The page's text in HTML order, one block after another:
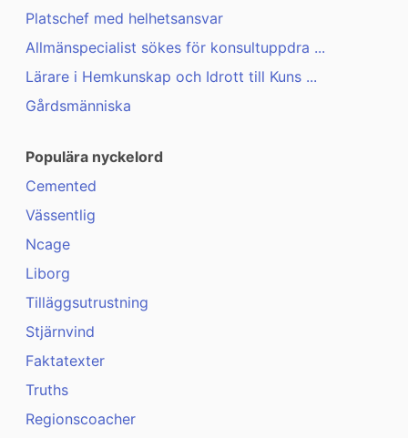
Platschef med helhetsansvar
Allmänspecialist sökes för konsultuppdra ...
Lärare i Hemkunskap och Idrott till Kuns ...
Gårdsmänniska
Populära nyckelord
Cemented
Vässentlig
Ncage
Liborg
Tilläggsutrustning
Stjärnvind
Faktatexter
Truths
Regionscoacher